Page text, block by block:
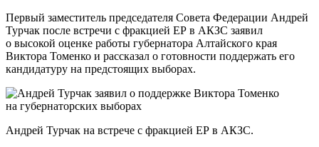
Первый заместитель председателя Совета Федерации Андрей
Турчак после встречи с фракцией ЕР в АКЗС заявил
о высокой оценке работы губернатора Алтайского края
Виктора Томенко и рассказал о готовности поддержать его
кандидатуру на предстоящих выборах.
Андрей Турчак на встрече с фракцией ЕР в АКЗС.